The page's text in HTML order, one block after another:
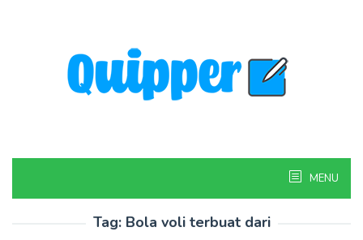
MENU
Tag: Bola voli terbuat dari